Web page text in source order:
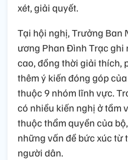
xét, giải quyết.
Tại hội nghị, Trưởng Ban
ương Phan Đình Trạc ghi
cao, đồng thời giải thích,
thêm ý kiến đóng góp
thuộc 9 nhóm lĩnh vực.
có nhiều kiến nghị ở tầm
thuộc thẩm quyền của
những vấn đề bức xúc từ
người dân.